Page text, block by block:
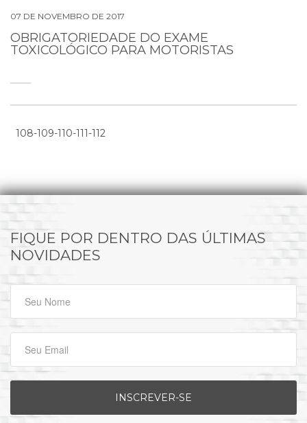
07 DE NOVEMBRO DE 2017
OBRIGATORIEDADE DO EXAME
TOXICOLÓGICO PARA MOTORISTAS
108-109-110-111-112
FIQUE POR DENTRO DAS ÚLTIMAS
NOVIDADES
INSCREVER-SE